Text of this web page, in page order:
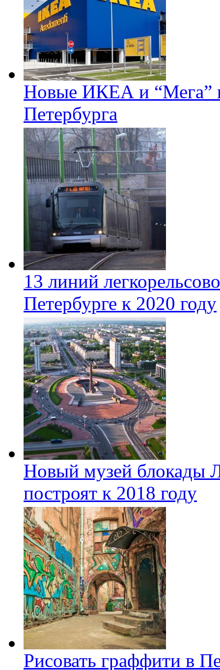
Новые ИКЕА и “Мега”
Петербурга
13 линий
Петербурге к 2020 году
Новый музей блокады
построят к 2018 году
Рисовать граффити в